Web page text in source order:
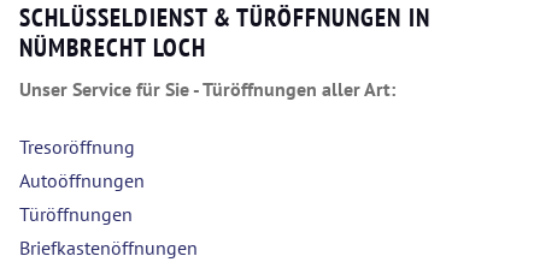
SCHLÜSSELDIENST & TÜRÖFFNUNGEN IN
NÜMBRECHT LOCH
Unser Service für Sie - Türöffnungen aller Art:
Tresoröffnung
Autoöffnungen
Türöffnungen
Briefkastenöffnungen